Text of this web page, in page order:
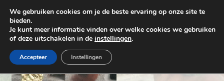
Ga
door
naar
navigatie
Ga
naar
de
inhoud
We gebruiken cookies om je de beste ervaring op onze site te
bieden.
Je kunt meer informatie vinden over welke cookies we gebruiken
of deze uitschakelen in de instellingen.
Accepteer Instellingen